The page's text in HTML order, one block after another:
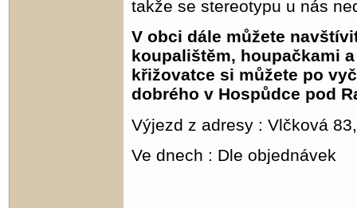
takže se stereotypu u nás
V obci dále můžete
koupalištěm, houpačkami
křižovatce si můžete po
dobrého v Hospůdce pod
Výjezd z adresy : Vlčková
Ve dnech : Dle objednávek